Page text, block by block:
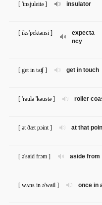
insulator
[ 'insjuleitə ]
expecta
ncy
[ iks'pektənsi ]
get in touch
[ get in tʌʧ ]
roller
[ 'rəulə 'kəustə ]
at that
[ ət ðæt pɔint ]
aside from
[ ə'said frɔm ]
once in
[ wʌns in ə'wail ]